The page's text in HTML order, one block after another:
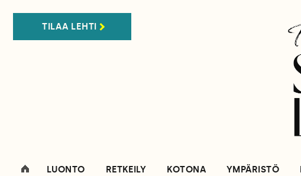
TILAA LEHTI
LUONTO RETKEILY KOTONA YMPÄRISTÖ